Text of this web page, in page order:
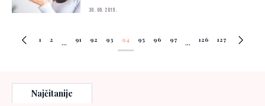
30. 06. 2019.
1 2 ... 91 92 93 94 95 96 97 ... 126 127
Najčitanije